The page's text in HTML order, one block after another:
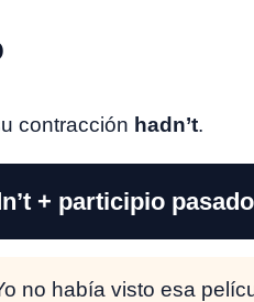
contracción hadn’t.
+ participio pasado
no había visto esa